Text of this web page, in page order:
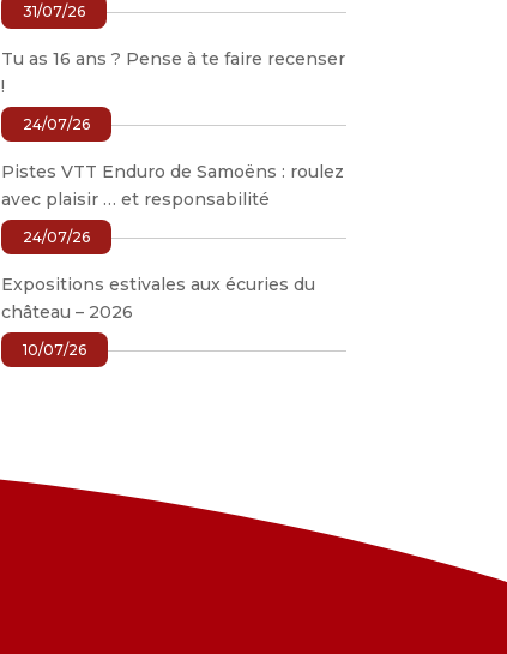
31/07/26
Tu as 16 ans ? Pense à te faire recenser
!
24/07/26
Pistes VTT Enduro de Samoëns : roulez
avec plaisir … et responsabilité
24/07/26
Expositions estivales aux écuries du
château – 2026
10/07/26